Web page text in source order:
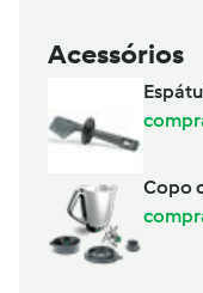
Acessórios
Copo